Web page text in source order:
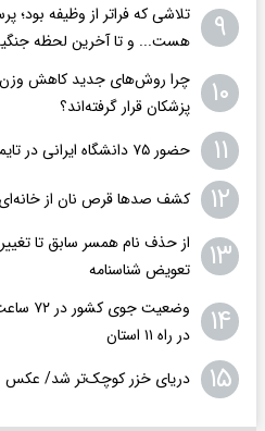
۹
تلاشی که فراتر از وظیفه بود؛
هست... و تا آخرین لحظه
۱۰
چرا روش‌های جدید کاهش وزن
پزشکان قرار گرفته‌اند؟
۱۱ حضور ۷۵ دانشگاه ایرانی در تایمز ۲۰۲۷؛ اعلام زودهنگام آمار ایران
۱۲ کشف صدها قرص نان از خانه‌ای
۱۳
از حذف نام همسر سابق تا تغییر
تعویض شناسنامه
۱۴
وضعیت
در راه ۱۱ استان
۱۵ دریای خزر کوچک‌تر شد/ عکس